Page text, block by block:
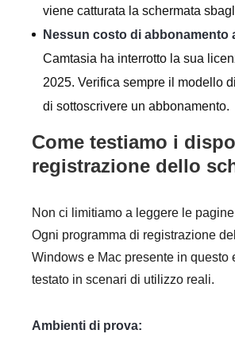
viene catturata la schermata
Nessun costo di abbonamento
Camtasia ha interrotto la sua
2025. Verifica sempre il modello
di sottoscrivere un abbonamento.
Come testiamo i
registrazione dello
Non ci limitiamo a leggere le
Ogni programma di registrazione
Windows e Mac presente in questo
testato in scenari di utilizzo reali.
Ambienti di prova: